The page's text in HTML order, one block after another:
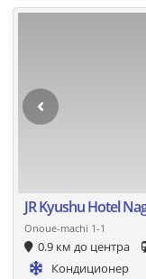
JR Kyushu Hotel
Onoue-machi 1-1
0.9 км до центра
Кондиционер